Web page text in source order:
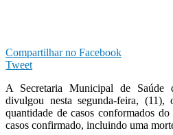
Compartilhar no Facebook
Tweet
A Secretaria Municipal de Saúde
divulgou nesta segunda-feira,
quantidade de casos conformados
casos confirmado, incluindo uma